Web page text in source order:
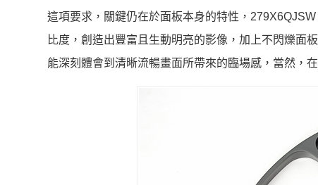
這項要求，關鍵仍在於面板本身的特性，
比度，創造出豐富且生動明亮的影像，加上不閃爍面
能深刻體會到清晰流暢畫面所帶來的臨場感，當然，